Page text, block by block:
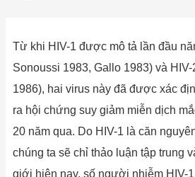
Từ khi HIV-1 được mô tả lần đầu
Sonoussi 1983, Gallo 1983) và
1986), hai virus này đã được xác
ra hội chứng suy giảm miễn dịch
20 năm qua. Do HIV-1 là căn
chúng ta sẽ chỉ thảo luận tập trung
giới hiện nay, số người nhiễm HIV-